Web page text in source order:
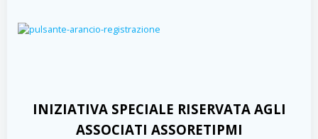
INIZIATIVA SPECIALE RISERVATA AGLI
ASSOCIATI ASSORETIPMI